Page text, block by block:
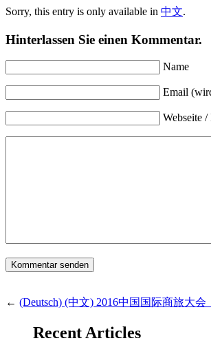
Sorry, this entry is only available in 中文.
Hinterlassen Sie einen Kommentar.
Name
Email
Webseite
← (Deutsch) (中文) 2016中国国际商旅大
Recent Articles